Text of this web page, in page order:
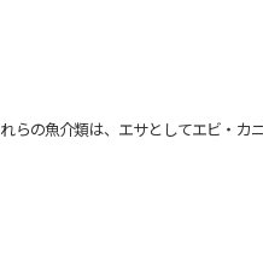
の魚介類は、エサとしてエビ・カ